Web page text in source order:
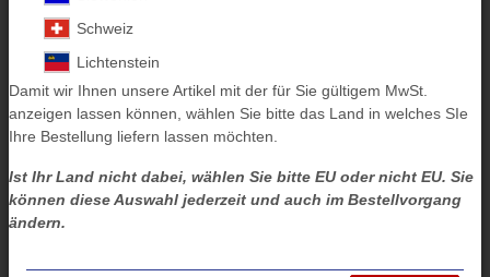
Schweiz
Lichtenstein
Damit wir Ihnen unsere Artikel mit der für Sie gültigem MwSt.
anzeigen lassen können, wählen Sie bitte das Land in welches SIe
Ihre Bestellung liefern lassen möchten.
Ist Ihr Land nicht dabei, wählen Sie bitte EU oder nicht EU. Sie
können diese Auswahl jederzeit und auch im Bestellvorgang
ändern.